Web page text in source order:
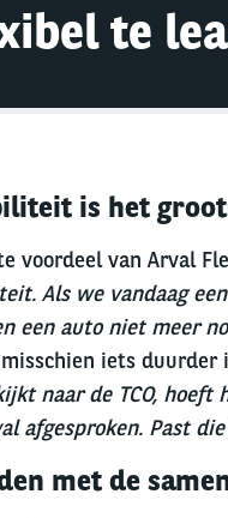
te
is het
voordeel van Arval
Als we vandaag
een auto niet meer
iets duurder
naar de TCO,
afgesproken. Past
met de